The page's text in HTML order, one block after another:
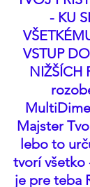
- KU
VSTUP
NIŽŠÍCH
Majster
lebo to
tvorí všetko
je pre teba